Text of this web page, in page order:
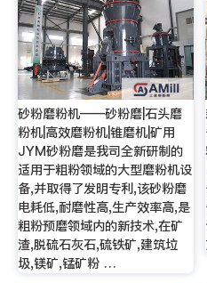
砂粉磨粉机——砂粉磨|石头磨
粉机|高效磨粉机|锥磨机|矿用
JYM砂粉磨是我司全新研制的
适用于粗粉领域的大型磨粉机设
备,并取得了发明专利,该砂粉磨
电耗低,耐磨性高,生产效率高,是
粗粉预磨领域内的新技术,在矿
渣,脱硫石灰石,硫铁矿,建筑垃
圾,镁矿,锰矿粉 …